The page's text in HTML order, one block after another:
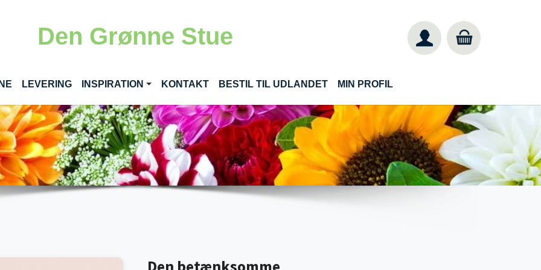
Den Grønne Stue
(CURRENT)
LEVERING INSPIRATION KONTAKT BESTIL TIL UDLANDET MIN PROFIL